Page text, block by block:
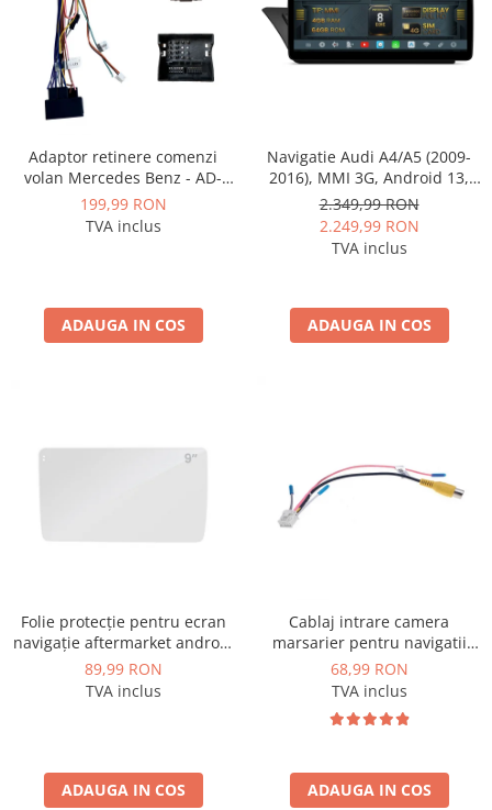
Lumini ambientale
Adaptor retinere comenzi
volan Mercedes Benz - AD-
BGRKIT407-C
199,99 RON
TVA inclus
ADAUGA IN COS
Navigatie Audi A4/A5 (2009-
2016), MMI 3G, Android 13,
MB-Octacore, 4GB RAM +
64GB ROM, 12.3 Inch - AD-
BGAA12004H+AD-
2.349,99 RON
2.249,99 RON
TVA inclus
ADAUGA IN COS
Folie protecție pentru ecran
navigație aftermarket android
9 inch - AD-BGCF9
89,99 RON
TVA inclus
ADAUGA IN COS
Cablaj intrare camera
marsarier pentru navigatii
Android - AD-BGCCAM1
68,99 RON
TVA inclus
ADAUGA IN COS